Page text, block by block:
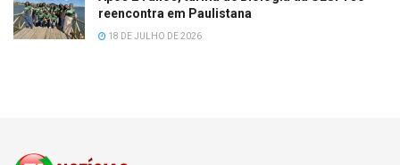
reencontra em Paulistana
18 DE JULHO DE 2026